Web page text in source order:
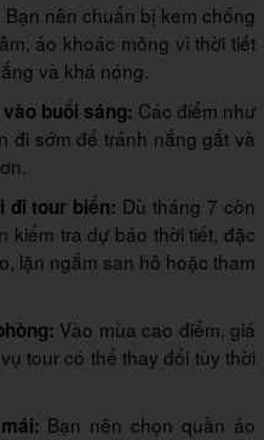
Bạn nên chuẩn bị kem chống
áo khoác mỏng vì thời tiết
và khá nóng.
buổi sáng: Các điểm như
đi sớm để tránh nắng gắt và
đi tour biển: Dù tháng 7 còn
kiểm tra dự báo thời tiết, đặc
lặn ngắm san hô hoặc tham
Vào mùa cao điểm, giá
tour có thể thay đổi tùy thời
Bạn nên chọn quần áo